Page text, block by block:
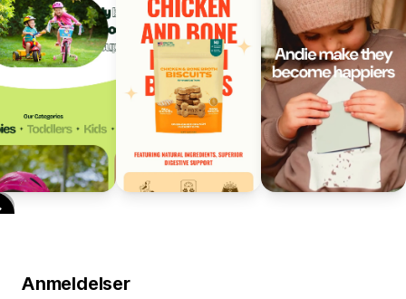
Anmeldelser